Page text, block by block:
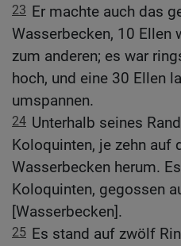
23 Er machte auch das
Wasserbecken, 10 Ellen
zum anderen; es war
hoch, und eine 30 Ellen
umspannen.
24 Unterhalb seines
Koloquinten, je zehn auf
Wasserbecken herum.
Koloquinten, gegossen
[Wasserbecken].
25 Es stand auf zwölf